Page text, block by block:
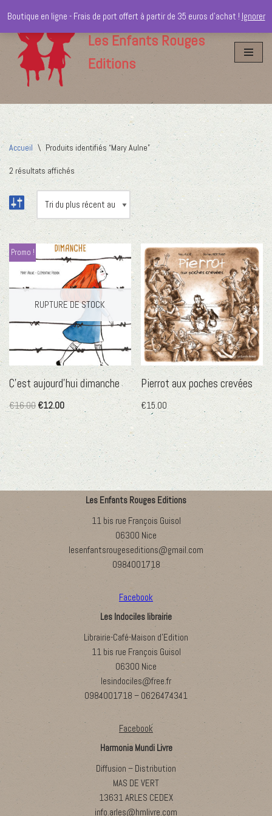
Aller
contenu
Les Enfants Rouges
Editions
Accueil \ Produits identifiés “Mary Aulne”
2 résultats affichés
RUPTURE DE STOCK
Promo !
C’est aujourd’hui dimanche
€16.00 €12.00
Pierrot aux poches crevées
€15.00
Les Enfants Rouges Editions
11 bis rue François Guisol
06300 Nice
lesenfantsrougeseditions@gmail.com
0984001718
Facebook
Les Indociles librairie
Librairie-Café-Maison d’Edition
11 bis rue François Guisol
06300 Nice
lesindociles@free.fr
0984001718 – 0626474341
Facebook
Harmonia Mundi Livre
Diffusion – Distribution
MAS DE VERT
13631 ARLES CEDEX
info.arles@hmlivre.com
Boutique en ligne - Frais de port offert à partir de 35 euros d'achat ! Ignorer